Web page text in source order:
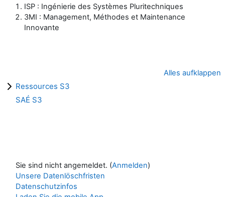
ISP : Ingénierie des Systèmes Pluritechniques
3MI : Management, Méthodes et Maintenance
Innovante
Alles aufklappen
Ressources S3
SAÉ S3
Sie sind nicht angemeldet. (Anmelden)
Unsere Datenlöschfristen
Datenschutzinfos